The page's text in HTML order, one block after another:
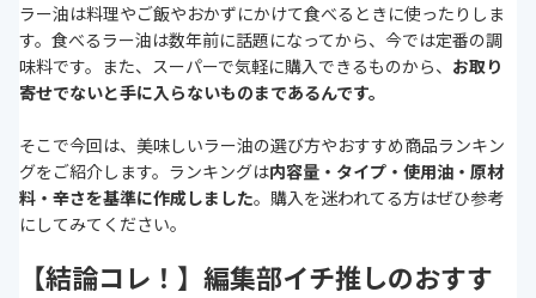
ラー油は料理やご飯やおかずにかけて食べるときに使ったりしま
す。食べるラー油は数年前に話題になってから、今では定番の調
味料です。また、スーパーで気軽に購入できるものから、 お取り
寄せでないと手に入らないものまであるんです。
そこで今回は、 美味しいラー油の選び方やおすすめ商品ランキン
グをご紹介します。ランキングは内容量・タイプ・使用油・原材
料・辛さを基準に作成しました。購入を迷われてる方はぜひ参考
にしてみてください。
【結論コレ！】編集部イチ推しのおすす